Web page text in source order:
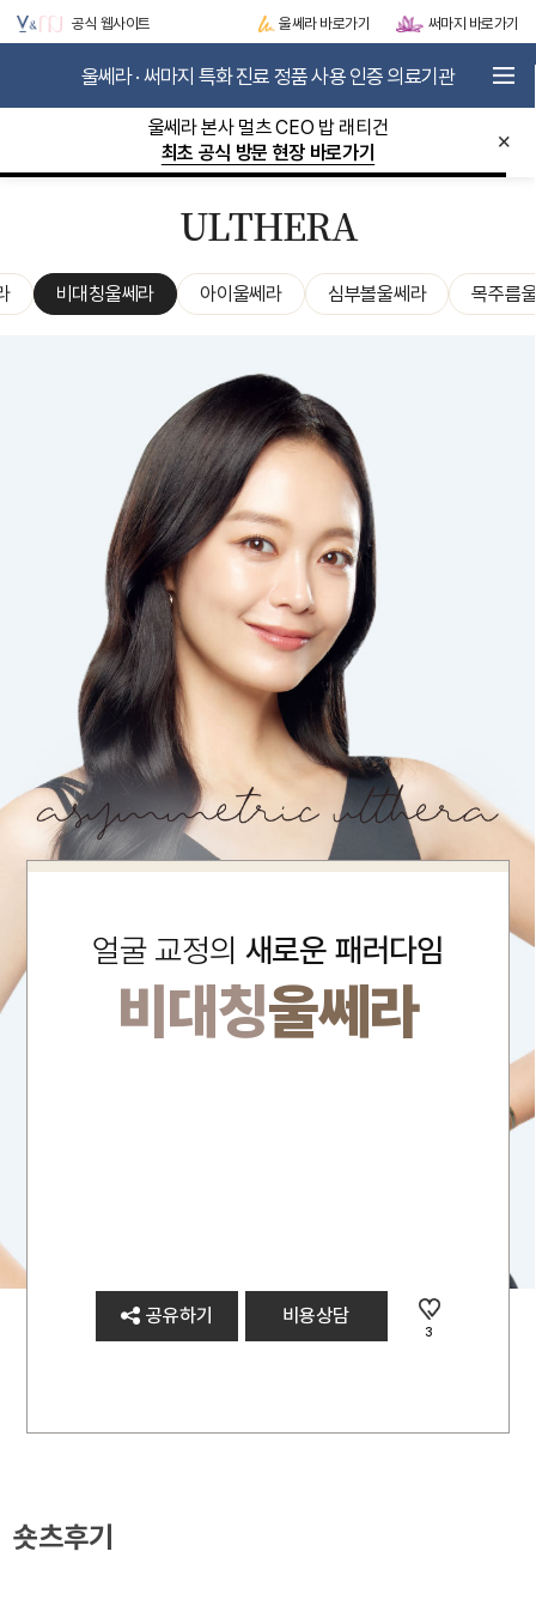
공식 웹사이트 울쎄라 바로가기 써마지 바로가기
울쎄라 · 써마지 특화 진료 정품 사용 인증 의료기관
×
울쎄라 월 30만샷 / 써마지 월 20만샷 돌파!
이달의 이벤트 바로가기
ULTHERA
비대칭울쎄라 아이울쎄라 심부볼울쎄라 목주름
로그인 JOIN
V&MJ STORY
METASCAN-AI
ULTHERA
THERMAGE
LIFTING BOOSTER
EVENT / VIP CLUB
COMMUNITY
얼굴 교정의 새로운 패러다임
비대칭울쎄라
공유하기 비용상담
3
숏츠후기